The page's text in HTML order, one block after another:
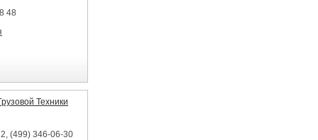
48
Техники
(499) 346-06-30